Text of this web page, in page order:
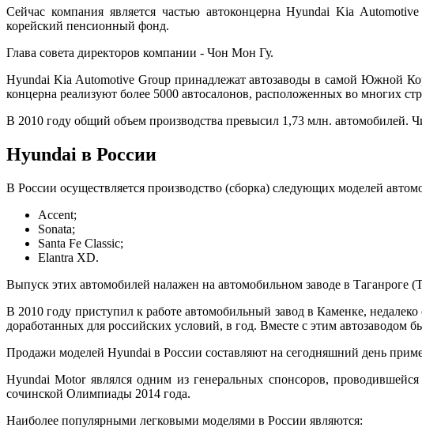
Сейчас компания является частью автоконцерна Hyundai Kia
корейский пенсионный фонд.
Глава совета директоров компании - Чон Мон Гу.
Hyundai Kia Automotive Group принадлежат автозаводы в самой Южной
концерна реализуют более 5000 автосалонов, расположенных во многих
В 2010 году общий объем производства превысил 1,73 млн. автомобилей.
Hyundai в России
В России осуществляется производство (сборка) следующих моделей
Accent;
Sonata;
Santa Fe Classic;
Elantra XD.
Выпуск этих автомобилей налажен на автомобильном заводе в Таганроге
В 2010 году приступил к работе автомобильный завод в Каменке,
доработанных для российских условий, в год. Вместе с этим автозаводом
Продажи моделей Hyundai в России составляют на сегодняшний день
Hyundai Motor являлся одним из генеральных спонсоров,
сочинской Олимпиады 2014 года.
Наиболее популярными легковыми моделями в России являются: